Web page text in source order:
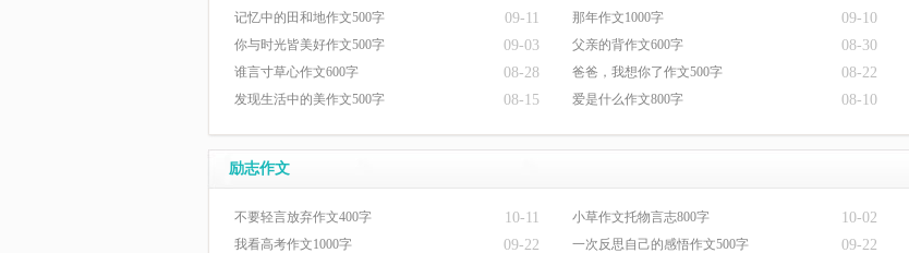
记忆中的田和地作文500字 09-11 那年作文1000字 09-10
你与时光皆美好作文500字 09-03 父亲的背作文600字 08-30
谁言寸草心作文600字 08-28 爸爸，我想你了作文500字 08-22
发现生活中的美作文500字 08-15 爱是什么作文800字 08-10
励志作文
不要轻言放弃作文400字 10-11 小草作文托物言志800字 10-02
我看高考作文1000字 09-22 一次反思自己的感悟作文500字 09-22